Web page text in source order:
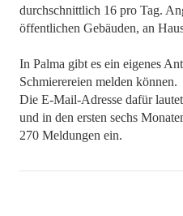
durchschnittlich 16 pro Tag.
öffentlichen Gebäuden, an
In Palma gibt es ein eigenes
Schmierereien melden können.
Die E-Mail-Adresse dafür
und in den ersten sechs
270 Meldungen ein.